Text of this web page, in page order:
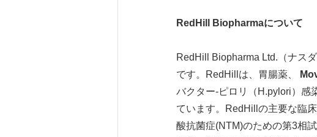
RedHill Biopharmaについて
RedHill Biopharma Ltd.（ナス
です。RedHillは、胃腸薬、
バクター-ピロリ（H.pylori）感
ています。RedHillの主要な臨
酸抗菌症(NTM)のための第3相